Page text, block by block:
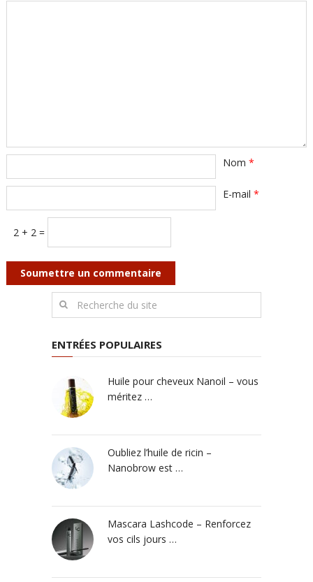
Nom *
E-mail *
2 + 2 =
ENTRÉES POPULAIRES
Huile pour cheveux Nanoil – vous
méritez …
Oubliez l’huile de ricin –
Nanobrow est …
Mascara Lashcode – Renforcez
vos cils jours …